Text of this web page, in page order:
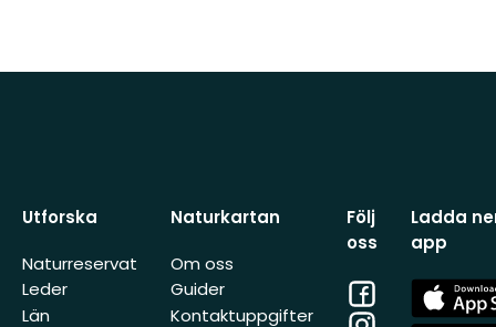
Utforska
Naturreservat
Leder
Län
Naturkartan
Om oss
Guider
Kontaktuppgifter
Följ
oss
Facebook
Instagram
Ladda
app
App
Store